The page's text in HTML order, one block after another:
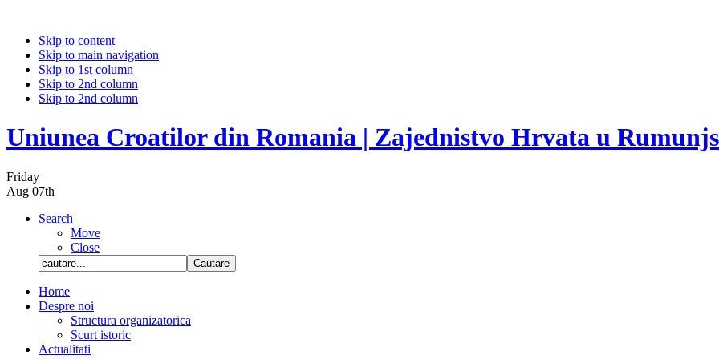
Skip to content
Skip to main navigation
Skip to 1st column
Skip to 2nd column
Skip to 2nd column
Uniunea Croatilor din Romania | Zajednistvo Hrvata u
Friday
Aug 07th
Search
Move
Close
Home
Despre noi
Structura organizatorica
Scurt istoric
Actualitati